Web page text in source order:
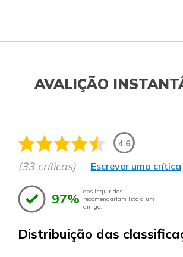
AVALIÇÃO
4.6
(33 críticas) Escrever uma crítica
97% dos inquiridos
recomendariam isto a um
amigo.
Distribuição das